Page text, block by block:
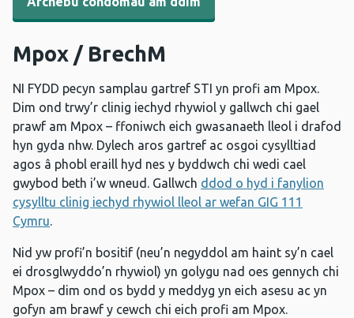
Mpox / BrechM
NI FYDD pecyn samplau gartref STI yn profi am Mpox.
Dim ond trwy’r clinig iechyd rhywiol y gallwch chi gael
prawf am Mpox – ffoniwch eich gwasanaeth lleol i drafod
hyn gyda nhw. Dylech aros gartref ac osgoi cysylltiad
agos â phobl eraill hyd nes y byddwch chi wedi cael
gwybod beth i’w wneud. Gallwch ddod o hyd i fanylion
cysylltu clinig iechyd rhywiol lleol ar wefan GIG 111
Cymru.
Nid yw profi’n bositif (neu’n negyddol am haint sy’n cael
ei drosglwyddo’n rhywiol) yn golygu nad oes gennych chi
Mpox – dim ond os bydd y meddyg yn eich asesu ac yn
gofyn am brawf y cewch chi eich profi am Mpox.